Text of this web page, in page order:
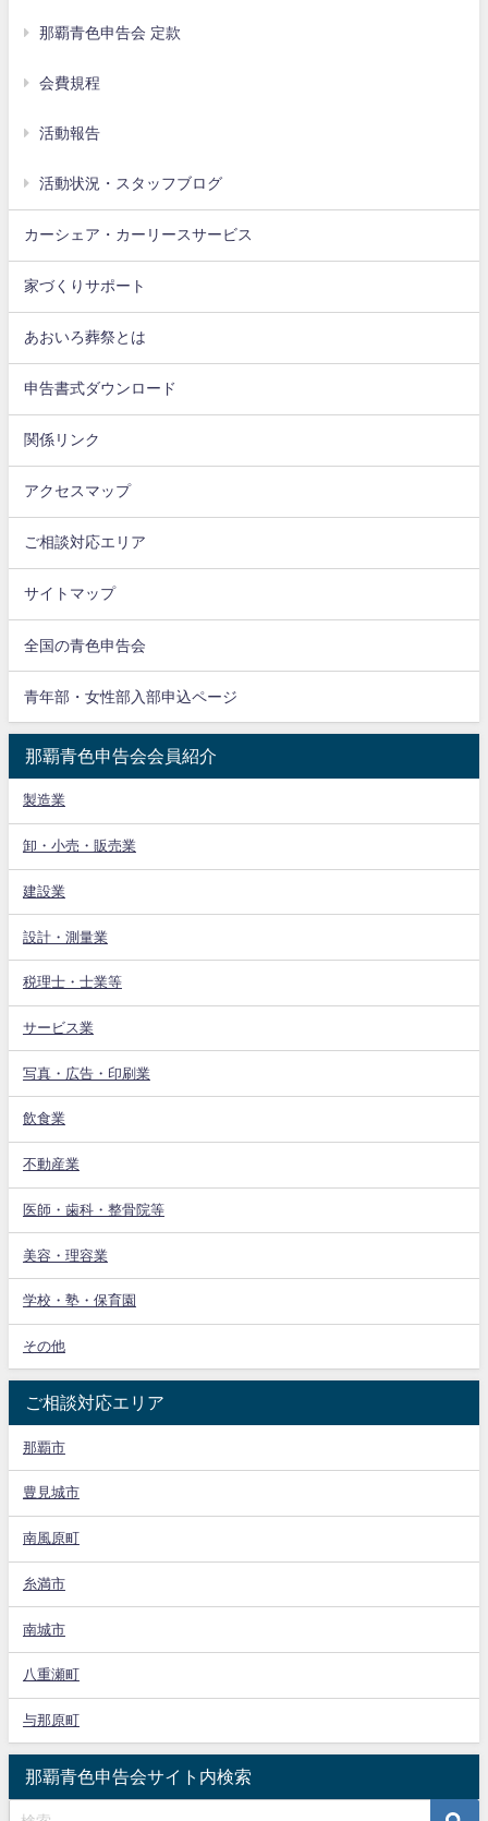
那覇青色申告会 定款
会費規程
活動報告
活動状況・スタッフブログ
カーシェア・カーリースサービス
家づくりサポート
あおいろ葬祭とは
申告書式ダウンロード
関係リンク
アクセスマップ
ご相談対応エリア
サイトマップ
全国の青色申告会
青年部・女性部入部申込ページ
那覇青色申告会会員紹介
製造業
卸・小売・販売業
建設業
設計・測量業
税理士・士業等
サービス業
写真・広告・印刷業
飲食業
不動産業
医師・歯科・整骨院等
美容・理容業
学校・塾・保育園
その他
ご相談対応エリア
那覇市
豊見城市
南風原町
糸満市
南城市
八重瀬町
与那原町
那覇青色申告会サイト内検索